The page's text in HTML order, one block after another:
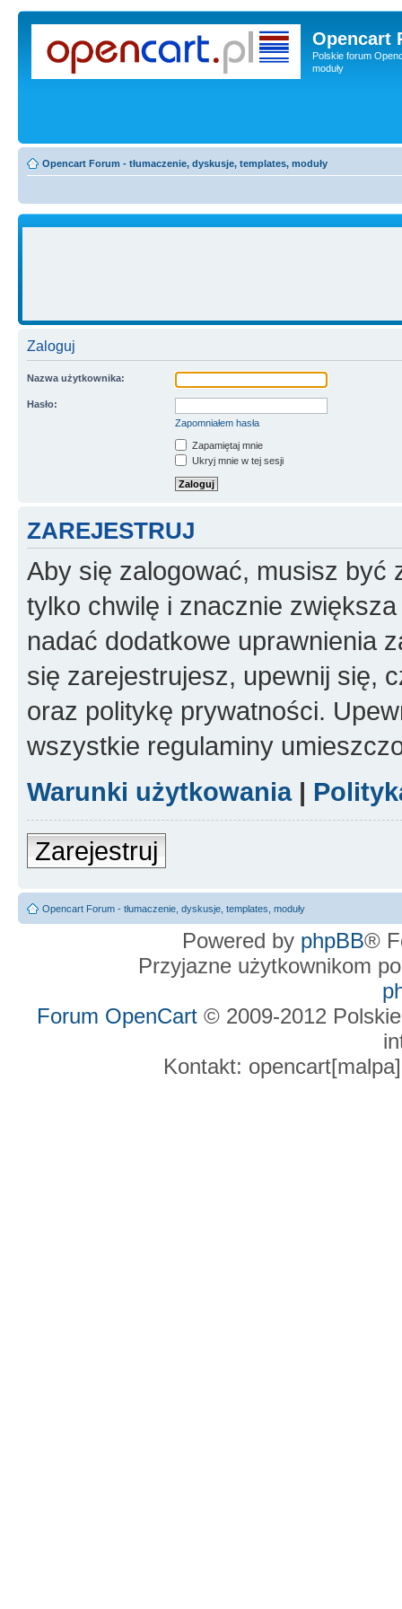
Opencart
Polskie forum
moduły
Opencart Forum - tłumaczenie, dyskusje, templates, moduły
Zaloguj
Nazwa użytkownika:
Hasło:
Zapomniałem hasła
Zapamiętaj mnie
Ukryj mnie w tej sesji
ZAREJESTRUJ
Aby się zalogować, musisz być
tylko chwilę i znacznie
nadać dodatkowe uprawnienia
się zarejestrujesz, upewnij się,
oraz politykę prywatności.
wszystkie regulaminy
Warunki użytkowania|
Zarejestruj
Opencart Forum - tłumaczenie, dyskusje, templates, moduły
Powered by phpBB®
Przyjazne użytkownikom
Forum OpenCart © 2009-2012
Kontakt: